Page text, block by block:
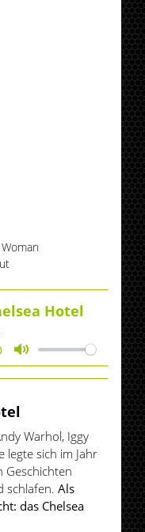
Hotel
Mute
Warhol, Iggy
legte sich im Jahr
Geschichten
schlafen. Als
das Chelsea